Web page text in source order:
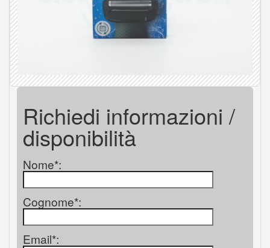
Richiedi informazioni /
disponibilità
Nome*:
Cognome*:
Email*: